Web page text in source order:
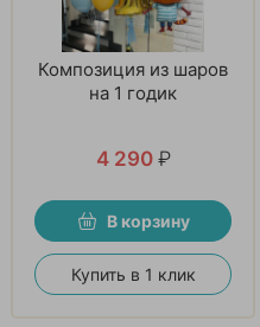
Композиция из шаров
на 1 годик
4 290 ₽
В корзину
Купить в 1 клик